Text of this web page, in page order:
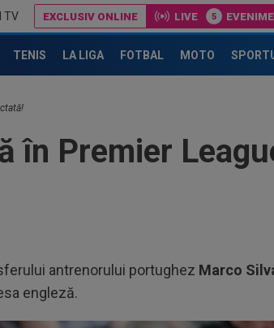
TV EXCLUSIV ONLINE LIVE
TENIS LA LIGA FOTBAL MOTO
în Premier
antrenorului portughez Marco
engleză.